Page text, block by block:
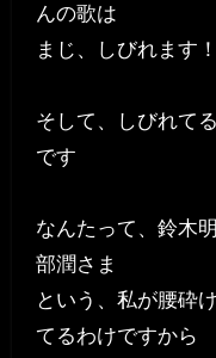
んの歌は
まじ、しびれます！
そして、しびれて
です
なんたって、鈴木
部潤さま
という、私が腰砕
てるわけですから